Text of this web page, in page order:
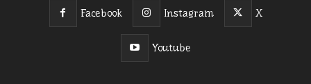
Facebook Instagram X
Youtube